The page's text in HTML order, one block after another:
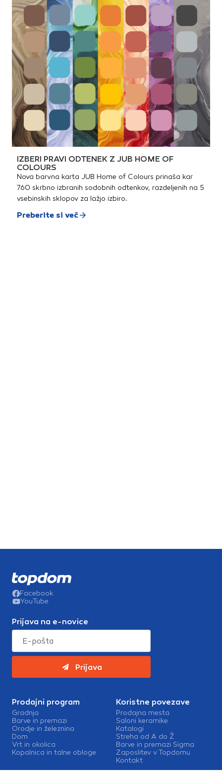
IZBERI PRAVI ODTENEK Z JUB HOME OF
COLOURS
Nova barvna karta JUB Home of Colours prinaša kar
760 skrbno izbranih sodobnih odtenkov, razdeljenih na 5
vsebinskih sklopov za lažjo izbiro.
Preberite si več
Facebook
YouTube
Prijava na e-novice
Prijava
Prodajni program
Gradnja
Barve in premazi
Orodje in železnina
Dom
Vrt in okolica
Kopalnica in talne obloge
Koristne povezave
Prodajna mesta
Saloni keramike
Katalogi
Streha od A do Ž
Barve in premazi Sigma
Zaposlitev v Topdomu
Kontakt